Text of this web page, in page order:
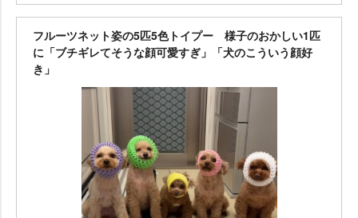
フルーツネット姿の5匹5色トイプー 様子のおかしい1匹
に「ブチギレてそうな顔可愛すぎ」「犬のこういう顔好
き」